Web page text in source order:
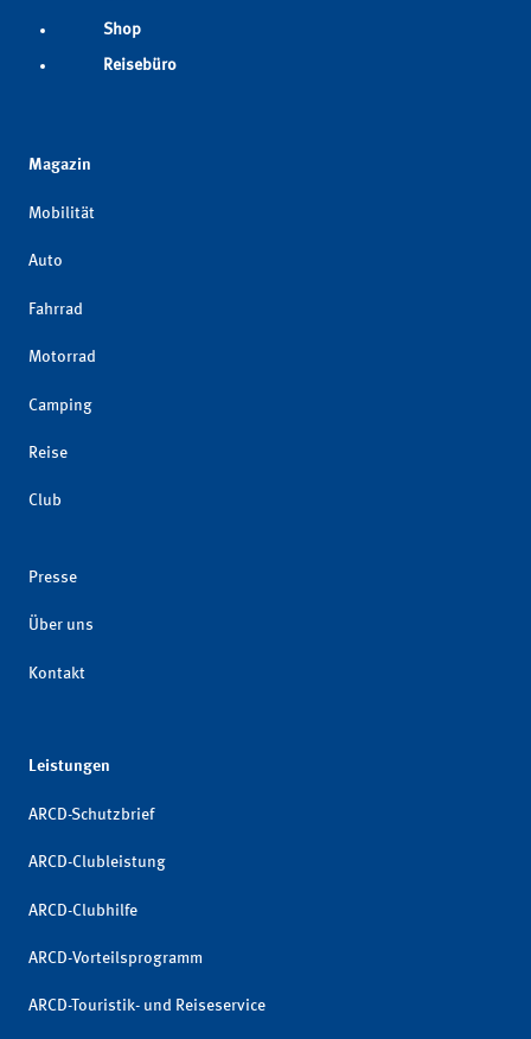
Shop
Reisebüro
Magazin
Mobilität
Auto
Fahrrad
Motorrad
Camping
Reise
Club
Presse
Über uns
Kontakt
Leistungen
ARCD-Schutzbrief
ARCD-Clubleistung
ARCD-Clubhilfe
ARCD-Vorteilsprogramm
ARCD-Touristik- und Reiseservice